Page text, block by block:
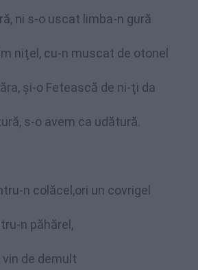
ni s-o uscat limba-n gură
niţel, cu-n muscat de otonel
şi-o Fetească de ni-ţi da
s-o avem ca udătură.
n colăcel,ori un covrigel
n păhărel,
de demult